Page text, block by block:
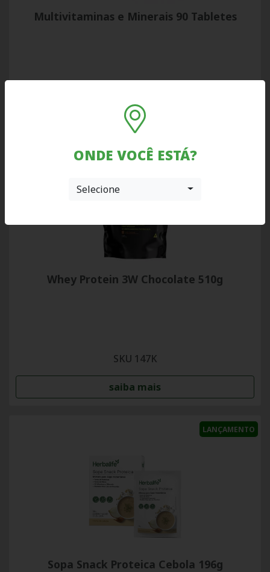
Multivitaminas e Minerais 90 Tabletes
saiba mais
Whey Protein 3W Chocolate 510g
SKU 147K
saiba mais
LANÇAMENTO
Sopa Snack Proteica Cebola 196g
ONDE VOCÊ ESTÁ?
Selecione